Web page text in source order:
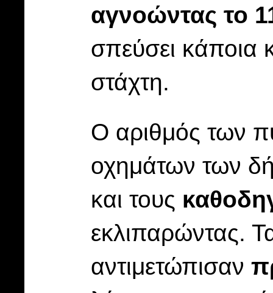
αγνοώντας το
σπεύσει κάποια
στάχτη.
Ο αριθμός των
οχημάτων των
και τους
εκλιπαρώντας.
αντιμετώπισαν